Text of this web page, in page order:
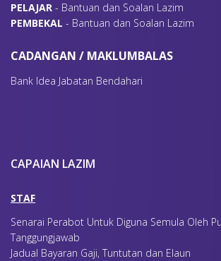
PELAJAR - Bantuan dan Soalan Lazim
PEMBEKAL - Bantuan dan Soalan Lazim
CADANGAN / MAKLUMBALAS
Bank Idea Jabatan Bendahari
CAPAIAN LAZIM
STAF
Senarai Perabot Untuk Diguna Semula Oleh
Tanggungjawab
Jadual Bayaran Gaji, Tuntutan dan Elaun